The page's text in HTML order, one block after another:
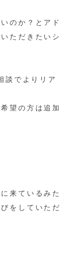
のか？とアド
ただきたいシ
談でよりリア
望の方は追加
来ているみた
をしていただ